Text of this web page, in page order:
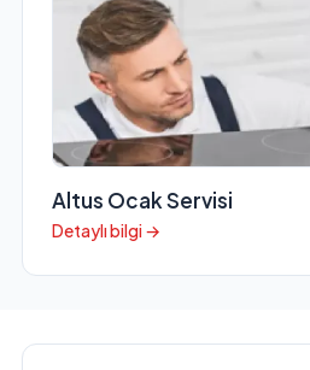
Altus Ocak Servisi
Detaylı bilgi →